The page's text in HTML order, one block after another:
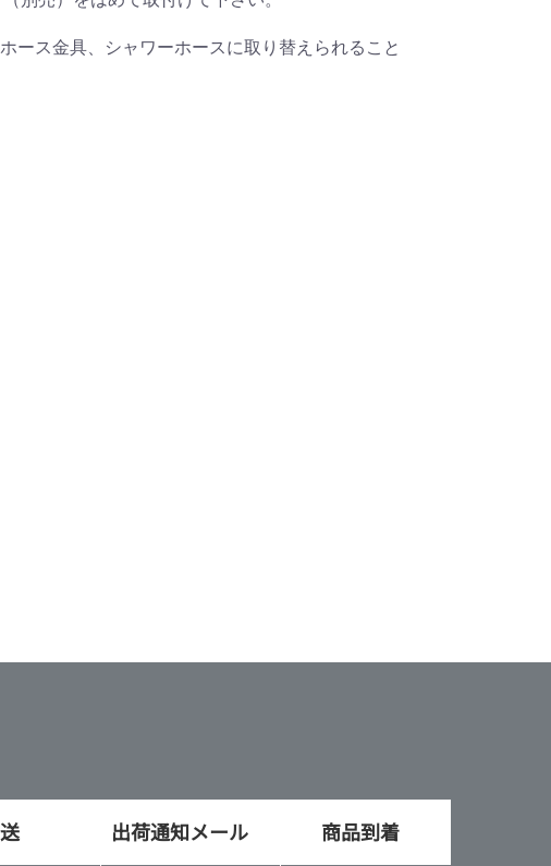
ース金具、シャワーホースに取り替えられること
出荷通知メール 商品到着